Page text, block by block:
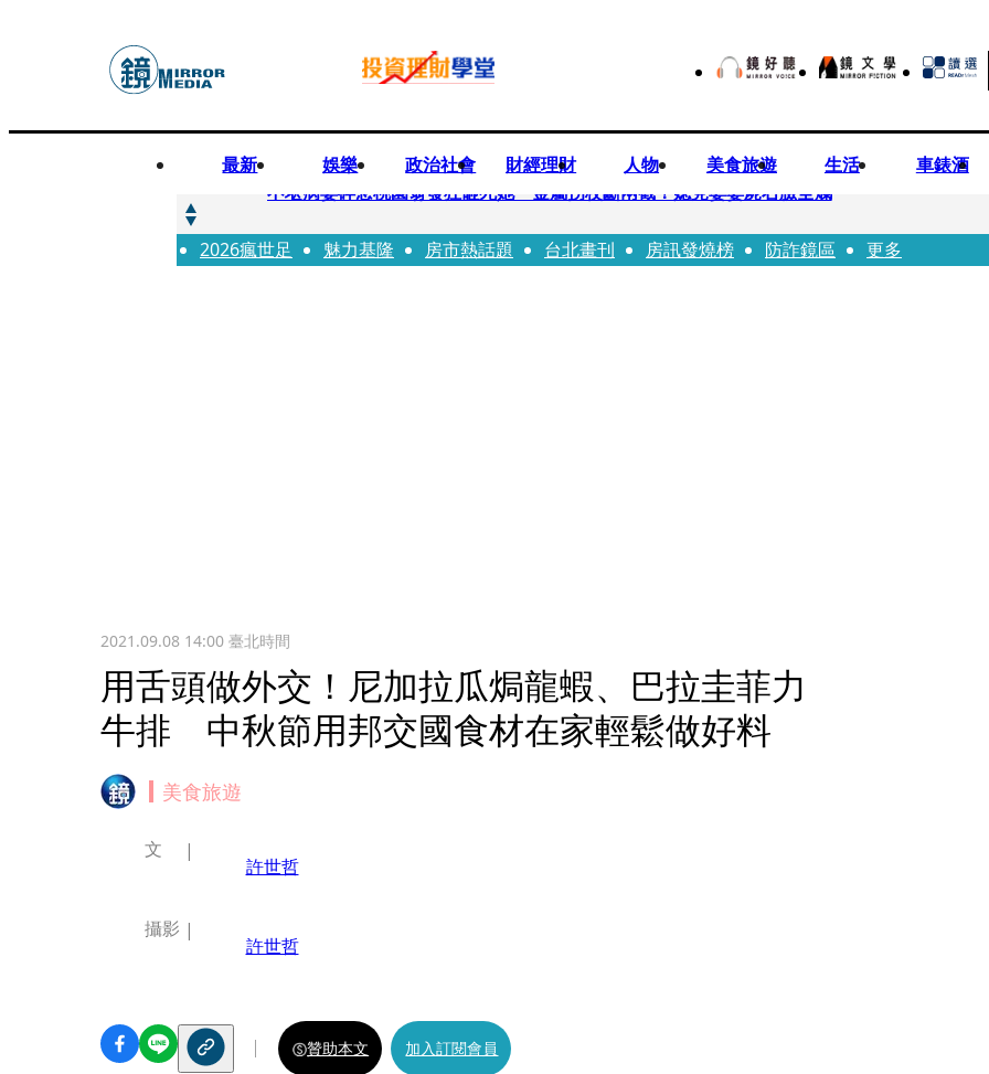
最新 娛樂 政治社會 財經理財 人物 美食旅遊 生活 車錶酒
快訊
不堪病妻碎念桃園翁發狂砸死她 金屬拐杖斷兩截！媳見婆婆屍右臉全爛
快訊
廖峻中風前妻「父親節餵飯照顧」 兒曬溫馨背影感慨：不計前嫌的真愛
2026瘋世足 魅力基隆 房市熱話題 台北畫刊 房訊發燒榜 防詐鏡區 更多
2021.09.08 14:00臺北時間
用舌頭做外交！尼加拉瓜焗龍蝦、巴拉圭菲力
牛排 中秋節用邦交國食材在家輕鬆做好料
美食旅遊
文
許世哲
攝影
許世哲
贊助本文 加入訂閱會員